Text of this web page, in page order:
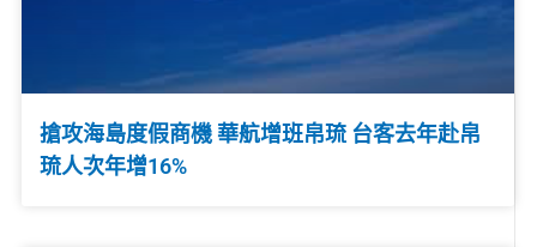
搶攻海島度假商機 華航增班帛琉 台客去年赴帛
琉人次年增16%